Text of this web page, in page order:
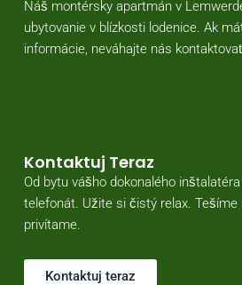
Náš montérsky apartmán v
ubytovanie v blízkosti lodenice. Ak
informácie, neváhajte nás
Kontaktuj Teraz
Od bytu vášho dokonalého
telefonát. Užite si čistý relax. Tešíme
privítame.
Kontaktuj teraz